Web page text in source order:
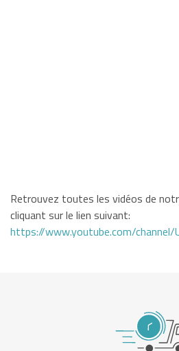
Retrouvez toutes les vidéos de
cliquant sur le lien suivant:
https://www.youtube.com/channel/